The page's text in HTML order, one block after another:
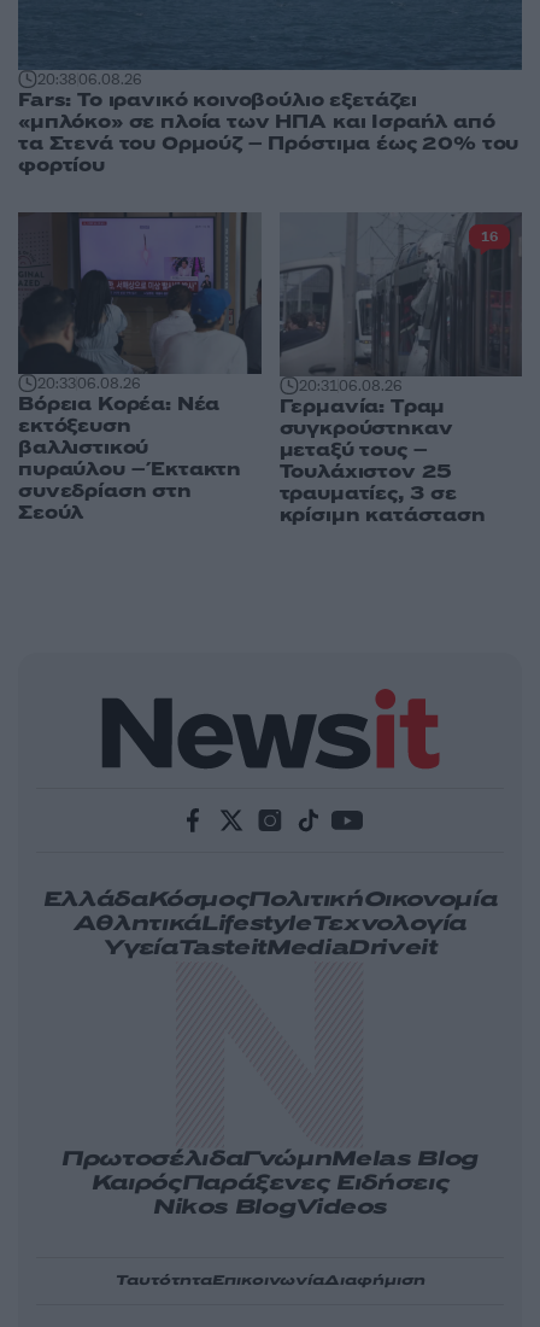
20:3806.08.26
Fars: Το ιρανικό κοινοβούλιο εξετάζει
«μπλόκο» σε πλοία των ΗΠΑ και Ισραήλ από
τα Στενά του Ορμούζ – Πρόστιμα έως 20% του
φορτίου
20:3306.08.26
Βόρεια Κορέα: Νέα
εκτόξευση
βαλλιστικού
πυραύλου – Έκτακτη
συνεδρίαση στη
Σεούλ
20:3106.08.26
Γερμανία: Tραμ
συγκρούστηκαν
μεταξύ τους –
Τουλάχιστον 25
τραυματίες, 3 σε
κρίσιμη κατάσταση
16
ΕλλάδαΚόσμοςΠολιτικήΟικονομία
ΑθλητικάLifestyleΤεχνολογία
ΥγείαTasteitMediaDriveit
ΠρωτοσέλιδαΓνώμηMelas Blog
ΚαιρόςΠαράξενες Ειδήσεις
Nikos BlogVideos
ΤαυτότηταΕπικοινωνίαΔιαφήμιση